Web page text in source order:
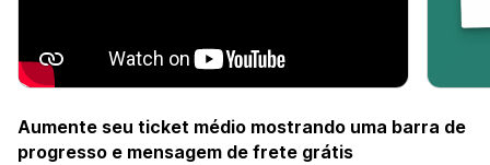
Aumente seu ticket médio mostrando uma barra de
progresso e mensagem de frete grátis